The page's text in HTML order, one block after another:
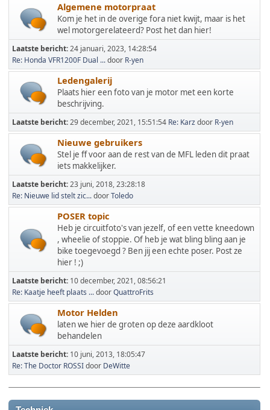
Algemene motorpraat
Kom je het in de overige fora niet kwijt, maar is het
wel motorgerelateerd? Post het dan hier!
Laatste bericht:24 januari, 2023, 14:28:54
Re: Honda VFR1200F Dual ...door R-yen
Ledengalerij
Plaats hier een foto van je motor met een korte
beschrijving.
Laatste bericht:29 december, 2021, 15:51:54 Re: Karzdoor R-yen
Nieuwe gebruikers
Stel je ff voor aan de rest van de MFL leden dit praat
iets makkelijker.
Laatste bericht:23 juni, 2018, 23:28:18
Re: Nieuwe lid stelt zic...doorToledo
POSER topic
Heb je circuitfoto's van jezelf, of een vette kneedown
, wheelie of stoppie. Of heb je wat bling bling aan je
bike toegevoegd ? Ben jij een echte poser. Post ze
hier ! ;)
Laatste bericht: 10 december, 2021, 08:56:21
Re: Kaatje heeft plaats ...doorQuattroFrits
Motor Helden
laten we hier de groten op deze aardkloot
behandelen
Laatste bericht: 10 juni, 2013, 18:05:47
Re: The Doctor ROSSIdoor DeWitte